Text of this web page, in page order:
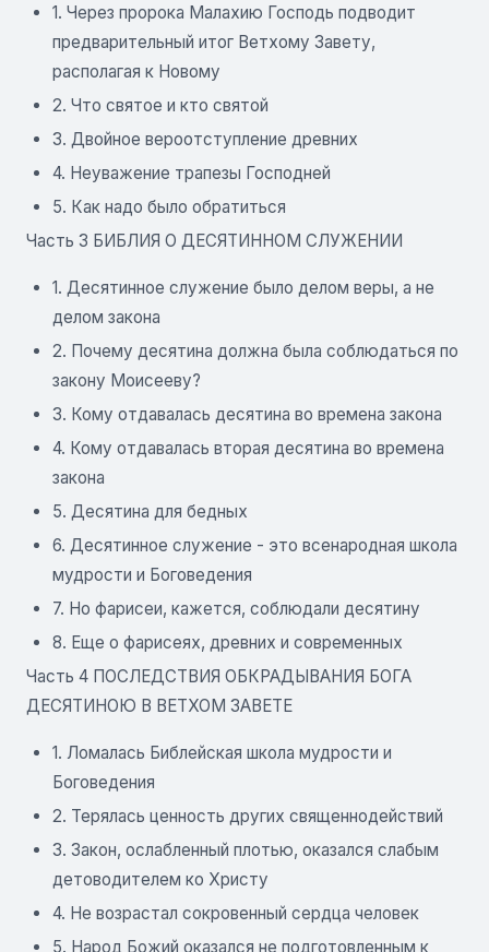
1. Через пророка Малахию Господь подводит
предварительный итог Ветхому Завету,
располагая к Новому
2. Что святое и кто святой
3. Двойное вероотступление древних
4. Неуважение трапезы Господней
5. Как надо было обратиться
Часть 3 БИБЛИЯ О ДЕСЯТИННОМ СЛУЖЕНИИ
1. Десятинное служение было делом веры, а не
делом закона
2. Почему десятина должна была соблюдаться по
закону Моисееву?
3. Кому отдавалась десятина во времена закона
4. Кому отдавалась вторая десятина во времена
закона
5. Десятина для бедных
6. Десятинное служение - это всенародная школа
мудрости и Боговедения
7. Но фарисеи, кажется, соблюдали десятину
8. Еще о фарисеях, древних и современных
Часть 4 ПОСЛЕДСТВИЯ ОБКРАДЫВАНИЯ БОГА
ДЕСЯТИНОЮ В ВЕТХОМ ЗАВЕТЕ
1. Ломалась Библейская школа мудрости и
Боговедения
2. Терялась ценность других священнодействий
3. Закон, ослабленный плотью, оказался слабым
детоводителем ко Христу
4. Не возрастал сокровенный сердца человек
5. Народ Божий оказался не подготовленным к